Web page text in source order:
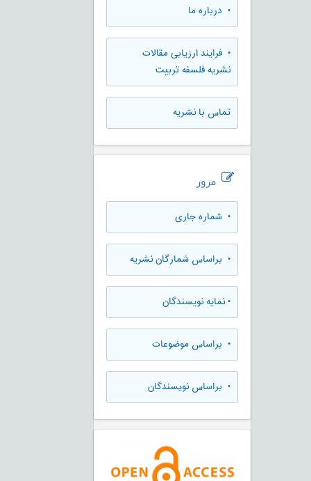
• درباره ما
• فرایند ارزیابی مقالات
نشریه فلسفه تربیت
تماس با نشریه
مرور
• شماره جاری
• براساس شمارگان نشریه
•نمایه نویسندگان
• براساس موضوعات
• براساس نویسندگان